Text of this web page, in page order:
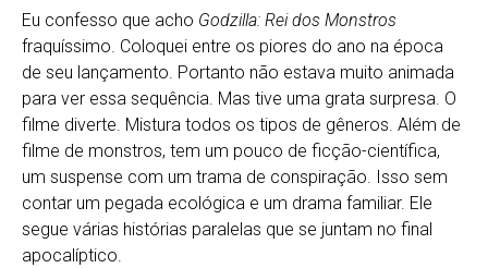
Eu confesso que acho Godzilla: Rei dos Monstros
fraquíssimo. Coloquei entre os piores do ano na época
de seu lançamento. Portanto não estava muito animada
para ver essa sequência. Mas tive uma grata surpresa. O
filme diverte. Mistura todos os tipos de gêneros. Além de
filme de monstros, tem um pouco de ficção-científica,
um suspense com um trama de conspiração. Isso sem
contar um pegada ecológica e um drama familiar. Ele
segue várias histórias paralelas que se juntam no final
apocalíptico.